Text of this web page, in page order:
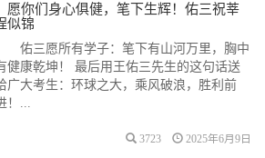
愿你们身心俱健，笔下生辉！佑三祝莘
似锦
佑三愿所有学子：笔下有山河万里，胸中
健康乾坤！ 最后用王佑三先生的这句话送
广大考生：环球之大，乘风破浪，胜利前
！...
3723 2025年6月9日